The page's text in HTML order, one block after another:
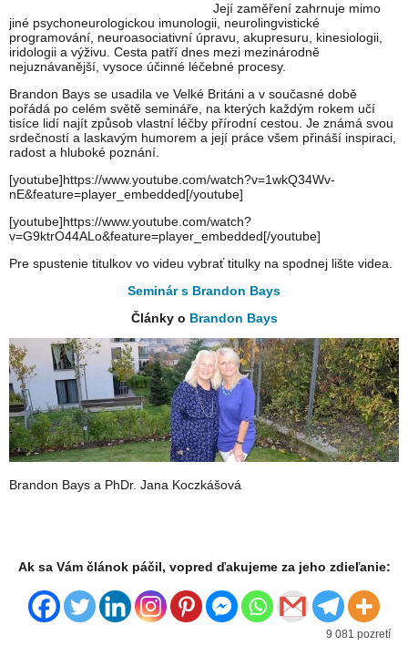
Její zaměření zahrnuje mimo
jiné psychoneurologickou imunologii, neurolingvistické
programování, neuroasociativní úpravu, akupresuru, kinesiologii,
iridologii a výživu. Cesta patří dnes mezi mezinárodně
nejuznávanější, vysoce účinné léčebné procesy.
Brandon Bays se usadila ve Velké Británi a v současné době
pořádá po celém světě semináře, na kterých každým rokem učí
tisíce lidí najít způsob vlastní léčby přírodní cestou. Je známá svou
srdečností a laskavým humorem a její práce všem přináší inspiraci,
radost a hluboké poznání.
[youtube]https://www.youtube.com/watch?v=1wkQ34Wv-
nE&feature=player_embedded[/youtube]
[youtube]https://www.youtube.com/watch?
v=G9ktrO44ALo&feature=player_embedded[/youtube]
Pre spustenie titulkov vo videu vybrať titulky na spodnej lište videa.
Seminár s Brandon Bays
Články o Brandon Bays
Brandon Bays a PhDr. Jana Koczkášová
Ak sa Vám článok páčil, vopred ďakujeme za jeho zdieľanie:
9 081 pozretí